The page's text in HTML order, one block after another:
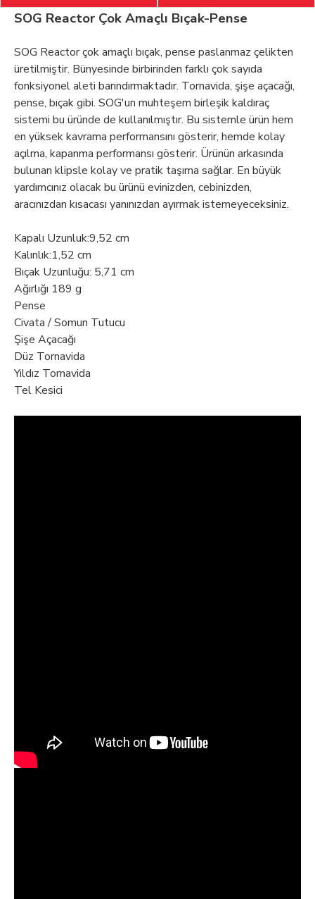
SOG Reactor Çok Amaçlı Bıçak-Pense
SOG Reactor çok amaçlı bıçak, pense paslanmaz çelikten
üretilmiştir. Bünyesinde birbirinden farklı çok sayıda
fonksiyonel aleti barındırmaktadır. Tornavida, şişe açacağı,
pense, bıçak gibi. SOG'un muhteşem birleşik kaldıraç
sistemi bu üründe de kullanılmıştır. Bu sistemle ürün hem
en yüksek kavrama performansını gösterir, hemde kolay
açılma, kapanma performansı gösterir. Ürünün arkasında
bulunan klipsle kolay ve pratik taşıma sağlar. En büyük
yardımcınız olacak bu ürünü evinizden, cebinizden,
aracınızdan kısacası yanınızdan ayırmak istemeyeceksiniz.
Kapalı Uzunluk:9,52 cm
Kalınlık:1,52 cm
Bıçak Uzunluğu: 5,71 cm
Ağırlığı 189 g
Pense
Civata / Somun Tutucu
Şişe Açacağı
Düz Tornavida
Yıldız Tornavida
Tel Kesici